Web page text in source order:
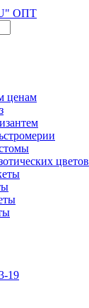
ценам
цветов
19